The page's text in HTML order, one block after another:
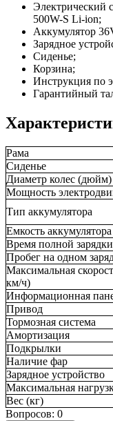
Электрический
500W-S Li-ion;
Аккумулятор
Зарядное
Сиденье;
Корзина;
Инструкция по
Гарантийный
Рама
Сиденье
Диаметр колес (дюйм)
Мощность
Тип аккумулятора
Емкость
Время полной
Пробег на одном
Максимальная
км/ч)
Информационная
Привод
Тормозная система
Амортизация
Подкрылки
Наличие фар
Зарядное устройство
Максимальная
Вес (кг)
Вопросов: 0